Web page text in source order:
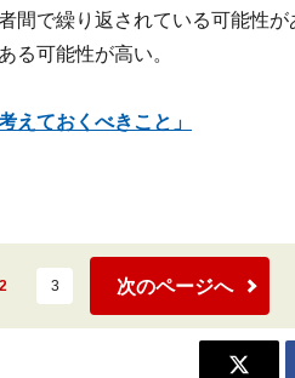
間で繰り返されている可能性が
る可能性が高い。
えておくべきこと」
2 3 次のページへ